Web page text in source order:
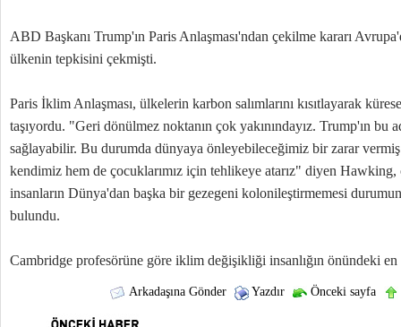
ABD Başkanı Trump'ın Paris Anlaşması'ndan çekilme kararı
ülkenin tepkisini çekmişti.
Paris İklim Anlaşması, ülkelerin karbon salımlarını kısıtlayarak küresel
taşıyordu. "Geri dönülmez noktanın çok yakınındayız. Trump'ın bu
sağlayabilir. Bu durumda dünyaya önleyebileceğimiz bir zarar
kendimiz hem de çocuklarımız için tehlikeye atarız" diyen
insanların Dünya'dan başka bir gezegeni kolonileştirmemesi
bulundu.
Cambridge profesörüne göre iklim değişikliği insanlığın önündeki
Arkadaşına Gönder Yazdır Önceki sayfa